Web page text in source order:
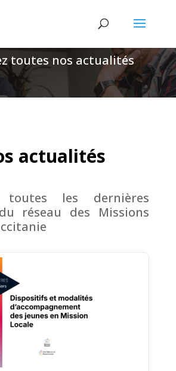
toutes nos actualités
actualités
toutes les dernières
réseau des Missions